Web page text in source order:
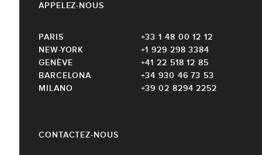
CONTACTEZ-NOUS
APPELEZ-NOUS
PARIS
+33 1 48 00 12 12
NEW-YORK
+1 929 298 3384
GENÈVE
+41 22 518 12 85
BARCELONA
+34 930 46 73 53
MILANO
+39 02 8294 2252